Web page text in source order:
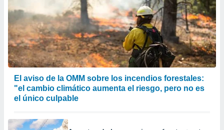
El aviso de la OMM sobre los incendios forestales:
"el cambio climático aumenta el riesgo, pero no es
el único culpable